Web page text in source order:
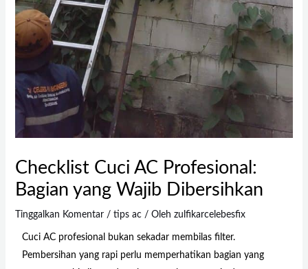
Checklist Cuci AC Profesional:
Bagian yang Wajib Dibersihkan
Tinggalkan Komentar / tips ac/ Oleh zulfikarcelebesfix
Cuci AC profesional bukan sekadar membilas filter.
Pembersihan yang rapi perlu memperhatikan bagian yang